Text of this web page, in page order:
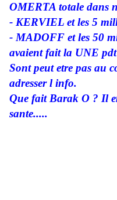
OMERTA totale dans
- KERVIEL et les 5
- MADOFF et les 50
avaient fait la UNE pdt
Sont peut etre pas au
adresser l info.
Que fait Barak O ? Il
sante.....